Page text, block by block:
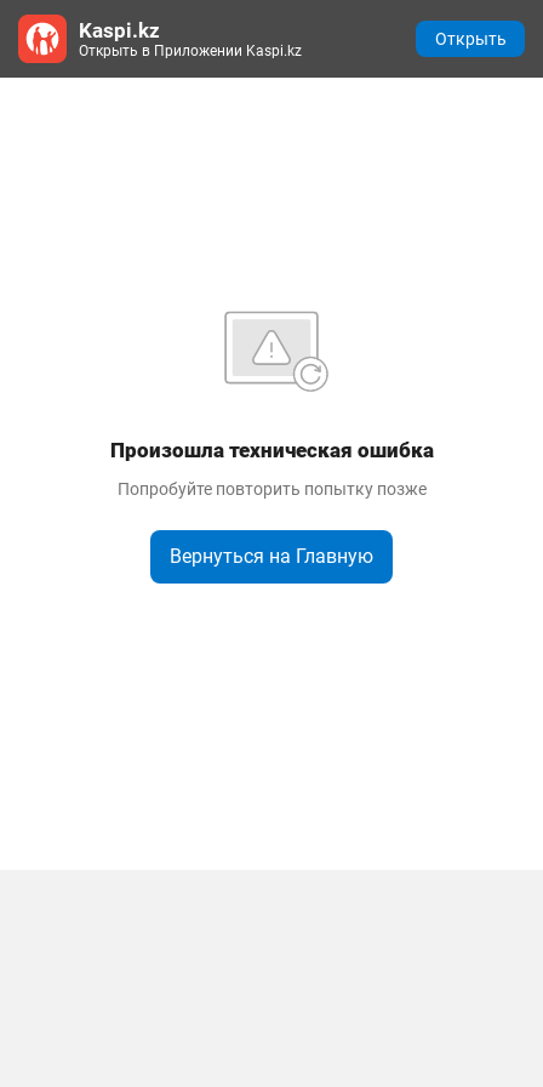
Произошла техническая ошибка
Попробуйте повторить попытку позже
Вернуться на Главную
Kaspi.kz
Открыть в Приложении Kaspi.kz
Открыть